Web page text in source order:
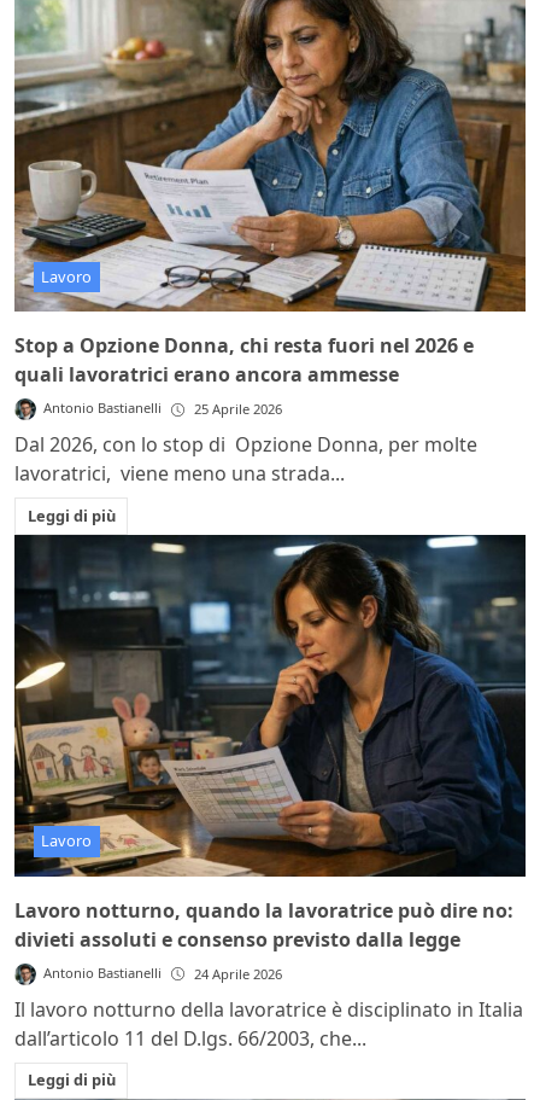
Lavoro
Stop a Opzione Donna, chi resta fuori nel 2026 e
quali lavoratrici erano ancora ammesse
Antonio Bastianelli 25 Aprile 2026
Dal 2026, con lo stop di Opzione Donna, per molte
lavoratrici, viene meno una strada...
Leggi di più
Lavoro
Lavoro notturno, quando la lavoratrice può dire no:
divieti assoluti e consenso previsto dalla legge
Antonio Bastianelli 24 Aprile 2026
Il lavoro notturno della lavoratrice è disciplinato in Italia
dall’articolo 11 del D.lgs. 66/2003, che...
Leggi di più